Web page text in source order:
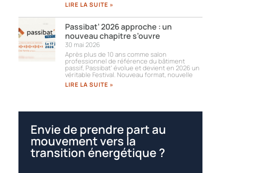
LIRE LA SUITE »
Passibat’ 2026 approche : un
nouveau chapitre s’ouvre
30 mai 2026
Après plus de 10 ans comme salon
professionnel de référence du bâtiment
passif, Passibat’ évolue et devient en 2026 un
véritable Festival. Nouveau format, nouvelle
LIRE LA SUITE »
Envie de prendre part au
mouvement vers la
transition énergétique ?